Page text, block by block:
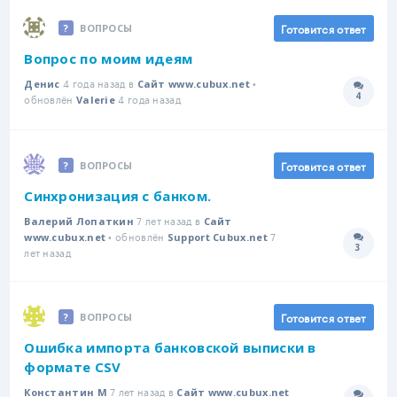
ВОПРОСЫ Готовится ответ
Вопрос по моим идеям
Денис 4 года назад в Сайт www.cubux.net•
обновлён Valerie 4 года назад 4
ВОПРОСЫ Готовится ответ
Синхронизация с банком.
Валерий Лопаткин 7 лет назад в Сайт
www.cubux.net • обновлён Support Cubux.net7
лет назад
3
ВОПРОСЫ Готовится ответ
Ошибка импорта банковской выписки в
формате CSV
Константин М 7 лет назад в Сайт www.cubux.net